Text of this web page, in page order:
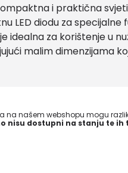
i praktična
LED diodu za
idealna za korištenje u
malim dimenzijama
na našem webshopu mogu
nisu dostupni na stanju te